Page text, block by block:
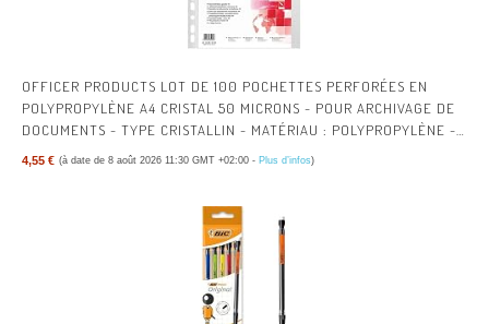
OFFICER PRODUCTS LOT DE 100 POCHETTES PERFORÉES EN
POLYPROPYLÈNE A4 CRISTAL 50 MICRONS - POUR ARCHIVAGE DE
DOCUMENTS - TYPE CRISTALLIN - MATÉRIAU : POLYPROPYLÈNE -
COULEUR : TRANSPARENT
4,55 € (à date de 8 août 2026 11:30 GMT +02:00 - Plus d’infos)